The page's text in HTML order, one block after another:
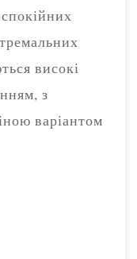
високі
з
варіантом